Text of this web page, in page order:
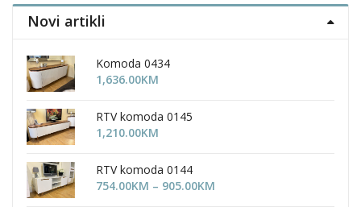
the
the
product
Novi artikli
Komoda 0434
1,636.00KM
RTV komoda 0145
1,210.00KM
RTV komoda 0144
754.00KM – 905.00KM